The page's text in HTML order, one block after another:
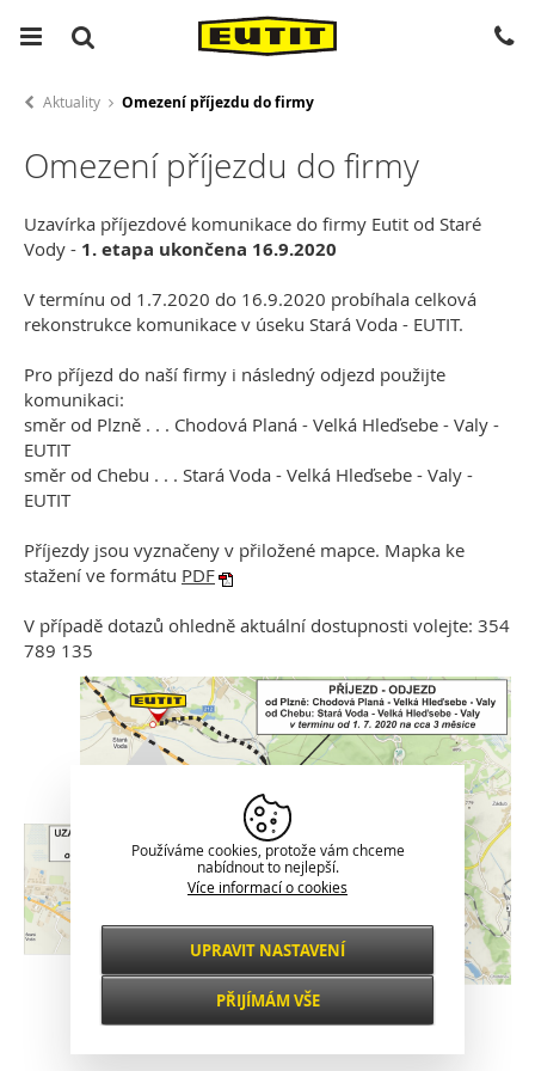
Aktuality Omezení příjezdu do firmy
Omezení příjezdu do firmy
Uzavírka příjezdové komunikace do firmy Eutit od Staré
Vody - 1. etapa ukončena 16.9.2020
V termínu od 1.7.2020 do 16.9.2020 probíhala celková
rekonstrukce komunikace v úseku Stará Voda - EUTIT.
Pro příjezd do naší firmy i následný odjezd použijte
komunikaci:
směr od Plzně . . . Chodová Planá - Velká Hleďsebe - Valy -
EUTIT
směr od Chebu . . . Stará Voda - Velká Hleďsebe - Valy -
EUTIT
Příjezdy jsou vyznačeny v přiložené mapce. Mapka ke
stažení ve formátu PDF
V případě dotazů ohledně aktuální dostupnosti volejte: 354
789 135
Používáme cookies, protože vám chceme
nabídnout to nejlepší.
Více informací o cookies
Nezbytné
VŽDY AKTIVNÍ
Funkční a
UPRAVIT NASTAVENÍ
PŘIJÍMÁM VŠE